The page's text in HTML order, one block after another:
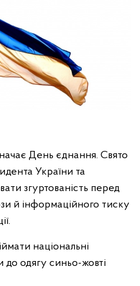
День єднання. Свято
України та
згуртованість перед
й інформаційного тиску
національні
до одягу синьо-жовті